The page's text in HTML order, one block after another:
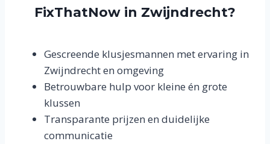
FixThatNow in Zwijndrecht?
Gescreende klusjesmannen met ervaring in
Zwijndrecht en omgeving
Betrouwbare hulp voor kleine én grote
klussen
Transparante prijzen en duidelijke
communicatie